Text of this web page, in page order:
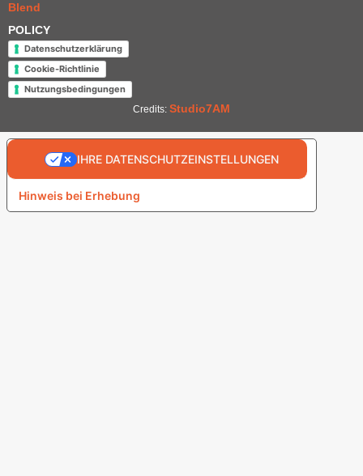
Blend
POLICY
Datenschutzerklärung
Cookie-Richtlinie
Nutzungsbedingungen
Credits: Studio7AM
Hinweis bei Erhebung
IHRE DATENSCHUTZEINSTELLUNGEN